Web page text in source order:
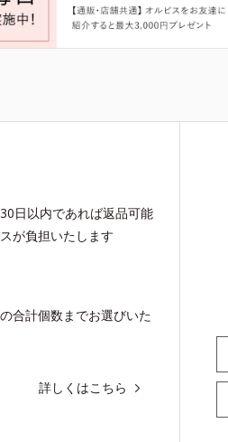
日以内であれば返品可能
が負担いたします
合計個数までお選びいた
詳しくはこちら